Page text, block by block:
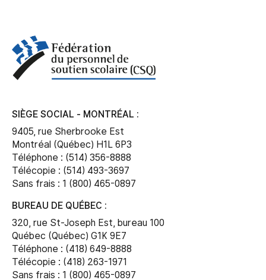
SIÈGE SOCIAL - MONTRÉAL :
9405, rue Sherbrooke Est
Montréal (Québec) H1L 6P3
Téléphone : (514) 356-8888
Télécopie : (514) 493-3697
Sans frais : 1 (800) 465-0897
BUREAU DE QUÉBEC :
320, rue St-Joseph Est, bureau 100
Québec (Québec) G1K 9E7
Téléphone : (418) 649-8888
Télécopie : (418) 263-1971
Sans frais : 1 (800) 465-0897